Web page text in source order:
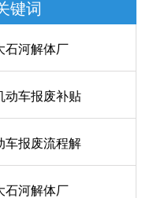
键词
石河解体厂
动车报废补贴
车报废流程解
石河解体厂